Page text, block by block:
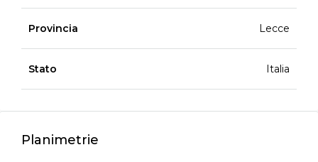
Provincia Lecce
Stato Italia
Planimetrie